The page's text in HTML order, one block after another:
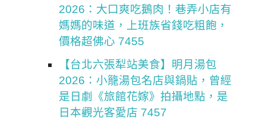
2026：大口爽吃鵝肉！巷弄小店有
媽媽的味道，上班族省錢吃粗飽，
價格超佛心 7455
【台北六張犁站美食】明月湯包
2026：小籠湯包名店與鍋貼，曾經
是日劇《旅館花嫁》拍攝地點，是
日本觀光客愛店 7457